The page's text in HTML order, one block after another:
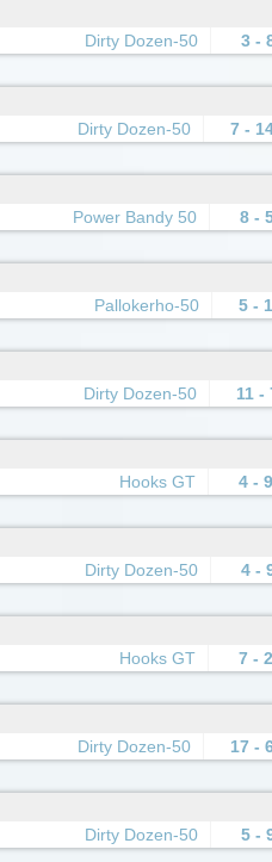
Dirty Dozen-50 3 -
Dirty Dozen-50 7 -
Power Bandy 50 8 -
Pallokerho-50 5 -
Dirty Dozen-50 11 -
Hooks GT 4 - 9
Dirty Dozen-50 4 -
Hooks GT 7 - 2
Dirty Dozen-50 17 -
Dirty Dozen-50 5 -